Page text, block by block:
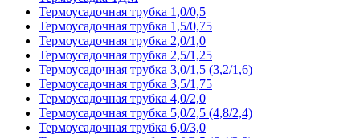
Термоусадочная трубка 1,0/0,5
Термоусадочная трубка 1,5/0,75
Термоусадочная трубка 2,0/1,0
Термоусадочная трубка 2,5/1,25
Термоусадочная трубка 3,0/1,5 (3,2/1,6)
Термоусадочная трубка 3,5/1,75
Термоусадочная трубка 4,0/2,0
Термоусадочная трубка 5,0/2,5 (4,8/2,4)
Термоусадочная трубка 6,0/3,0